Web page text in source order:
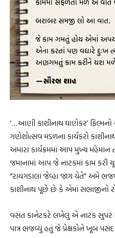
‘…આણી કાશીનાથ ઘાણેકર’
ગણેશોત્સવ મંડળના કાર્યકરો
અમારા કાર્યક્રમમાં આપ મુખ્ય
જમાનામાં આપ જે નાટકમાં કામ કરી
“રાયગડાલા જેવ્હા જાગ યેતે” અમે
કાશીનાથ પૂછે છે કે એમાં સંભાજીનો
વસંત કાનેટકરે લખેલું એ નાટક સુપર
પાત્ર ભજવ્યું હતું જે પ્રેક્ષકોને ખૂબ